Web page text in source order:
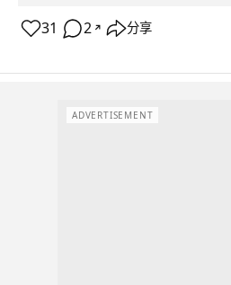
31 2 ↗ 分享
ADVERTISEMENT